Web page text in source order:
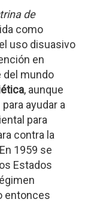
de
como
uso disuasivo
en
del mundo
, aunque
ayudar a
para
contra la
1959 se
Estados
entonces